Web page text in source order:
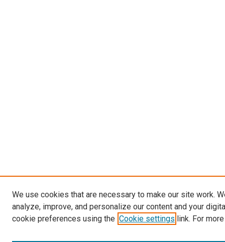
We use cookies that are necessary to make our site work.
analyze, improve, and personalize our content and your
cookie preferences using the Cookie settings link. For